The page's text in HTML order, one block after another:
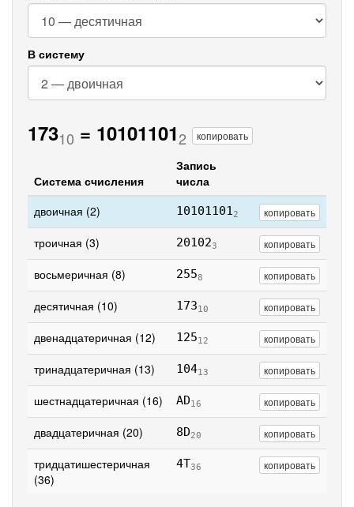
В систему
17310 = 101011012 копировать
Система счисления
Запись
числа
двоичная (2)
101011012 копировать
троичная (3) 201023 копировать
восьмеричная (8) 2558 копировать
десятичная (10) 17310 копировать
двенадцатеричная (12) 12512 копировать
тринадцатеричная (13) 10413 копировать
шестнадцатеричная (16) AD16 копировать
двадцатеричная (20) 8D20 копировать
тридцатишестеричная
(36)
4T36 копировать